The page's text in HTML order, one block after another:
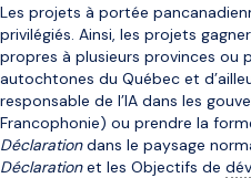
Les projets à portée
privilégiés. Ainsi, les projets
propres à plusieurs provinces ou
autochtones du Québec et
responsable de l’IA dans les
Francophonie) ou prendre la
Déclarationdans le paysage
Déclarationet les Objectifs de